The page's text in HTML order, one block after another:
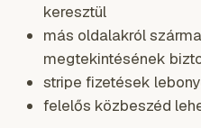
keresztül
más oldalakról
megtekintésének
stripe fizetések
felelős közbeszéd